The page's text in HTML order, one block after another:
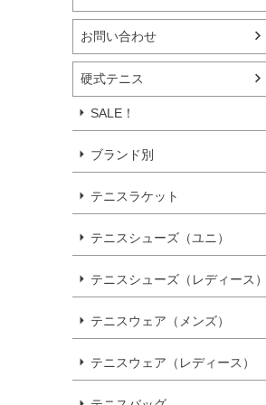
お問い合わせ
硬式テニス
SALE！
ブランド別
テニスラケット
テニスシューズ（ユニ）
テニスシューズ（レディース）
テニスウェア（メンズ）
テニスウェア（レディース）